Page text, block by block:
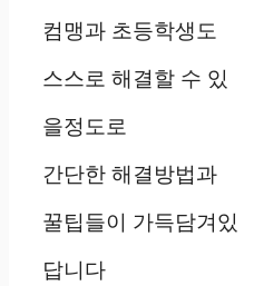
컴맹과 초등학생도
스스로 해결할 수 있
을정도로
간단한 해결방법과
꿀팁들이 가득담겨있
답니다